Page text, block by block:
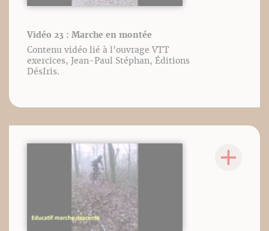
Vidéo 23 : Marche en montée
Contenu vidéo lié à l’ouvrage VTT
exercices, Jean-Paul Stéphan, Éditions
DésIris.